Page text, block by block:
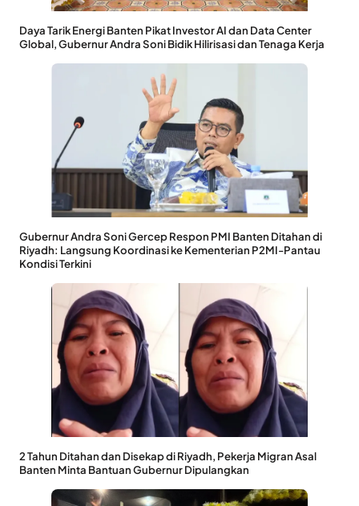
Daya Tarik Energi Banten Pikat Investor AI dan Data Center
Global, Gubernur Andra Soni Bidik Hilirisasi dan Tenaga Kerja
Gubernur Andra Soni Gercep Respon PMI Banten Ditahan di
Riyadh: Langsung Koordinasi ke Kementerian P2MI-Pantau
Kondisi Terkini
2 Tahun Ditahan dan Disekap di Riyadh, Pekerja Migran Asal
Banten Minta Bantuan Gubernur Dipulangkan